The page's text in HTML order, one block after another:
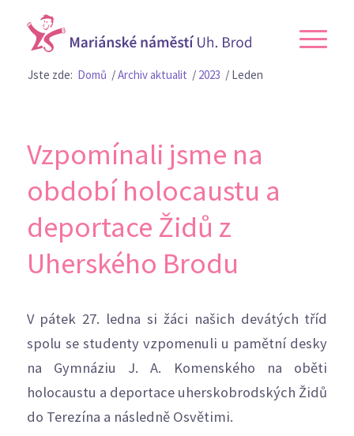
Jste zde: Domů /Archiv aktualit / 2023 / Leden
Vzpomínali jsme na
období holocaustu a
deportace Židů z
Uherského Brodu
V pátek 27. ledna si žáci našich devátých tříd
spolu se studenty vzpomenuli u pamětní desky
na Gymnáziu J. A. Komenského na oběti
holocaustu a deportace uherskobrodských Židů
do Terezína a následně Osvětimi.